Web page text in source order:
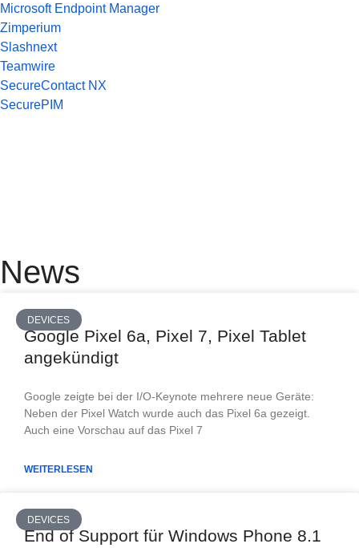
Microsoft Endpoint Manager
Zimperium
Slashnext
Teamwire
SecureContact NX
SecurePIM
News
DEVICES
Google Pixel 6a, Pixel 7, Pixel Tablet
angekündigt
Google zeigte bei der I/O-Keynote mehrere neue Geräte:
Neben der Pixel Watch wurde auch das Pixel 6a gezeigt.
Auch eine Vorschau auf das Pixel 7
WEITERLESEN
DEVICES
End of Support für Windows Phone 8.1